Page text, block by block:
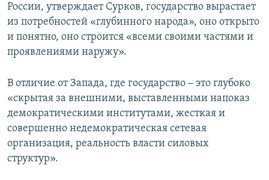
России, утверждает Сурков, государство вырастает
из потребностей «глубинного народа», оно открыто
и понятно, оно строится «всеми своими частями и
проявлениями наружу».
В отличие от Запада, где государство ‒ это глубоко
«скрытая за внешними, выставленными напоказ
демократическими институтами, жесткая и
совершенно недемократическая сетевая
организация, реальность власти силовых
структур».